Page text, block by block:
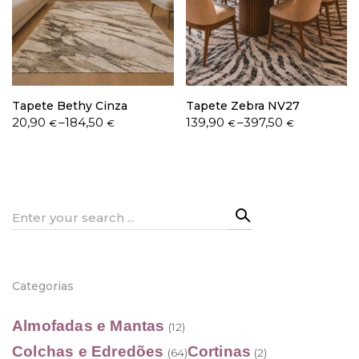
Política de Privacidade
Tapete Bethy Cinza
20,90 €–184,50€
Price
Tapete Zebra NV27
139,90 €–397,50 €
Price
Search
Categorias
Almofadas e Mantas (12)
Colchas e Edredões (64)Cortinas (2)